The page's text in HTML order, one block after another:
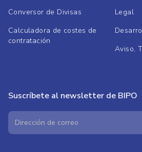
Conversor de Divisas
Calculadora de costes de
contratación
Legal
Aviso,
Suscríbete al newsletter de BIPO